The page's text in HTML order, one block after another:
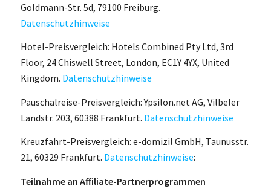
Goldmann-Str. 5d, 79100 Freiburg.
Datenschutzhinweise
Hotel-Preisvergleich: Hotels Combined Pty Ltd, 3rd
Floor, 24 Chiswell Street, London, EC1Y 4YX, United
Kingdom. Datenschutzhinweise
Pauschalreise-Preisvergleich: Ypsilon.net AG, Vilbeler
Landstr. 203, 60388 Frankfurt. Datenschutzhinweise
Kreuzfahrt-Preisvergleich: e-domizil GmbH, Taunusstr.
21, 60329 Frankfurt. Datenschutzhinweise:
Teilnahme an Affiliate-Partnerprogrammen